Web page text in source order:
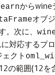
からwine
オブ
。次に、
対応するプ
クト
の範囲(12を